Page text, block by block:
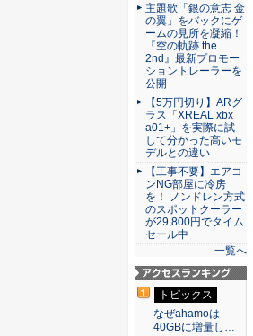
主題歌「銀の意志 金
の翼」をバックにゲ
ームの見所を凝縮！
『空の軌跡 the
2nd』最新プロモー
ショントレーラーを
公開
【5万円切り】ARグ
ラス「XREAL xbx
a01+」を実際に試
して分かった高いモ
デルとの違い
【工事不要】エアコ
ンNG部屋に冷房
を！ ノンドレン方式
のスポットクーラー
が29,800円でタイム
セール中
一覧へ
アクセスランキン
グ
トピックス
なぜahamoは
40GBに増量し…